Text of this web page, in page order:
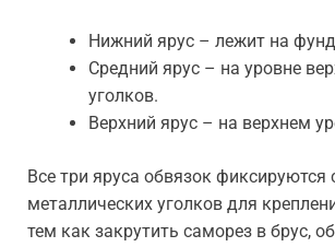
Нижний ярус – лежит на
Средний ярус – на уровне
уголков.
Верхний ярус – на верхнем
Все три яруса обвязок
металлических уголков для
тем как закрутить саморез в брус,